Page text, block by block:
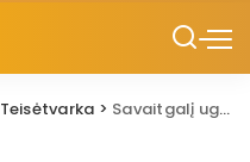
Teisėtvarka > Savaitgalį ugnis gyventojams pridarė daug nuostolių